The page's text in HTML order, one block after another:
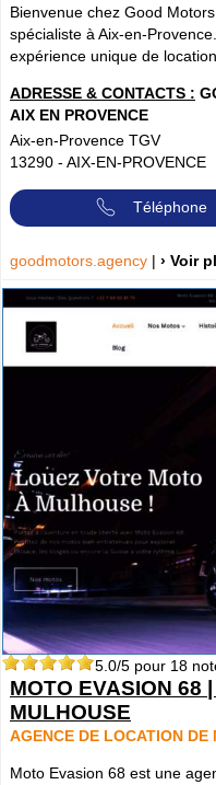
Bienvenue chez Good
spécialiste à Aix-en-
expérience unique de
ADRESSE & CONTACTS :
AIX EN PROVENCE
Aix-en-Provence TGV
13290 - AIX-EN-PROVENCE
Téléphone
goodmotors.agency | › Voir
5.0/5 pour 18
MOTO EVASION 68
MULHOUSE
AGENCE DE LOCATION DE
Moto Evasion 68 est une